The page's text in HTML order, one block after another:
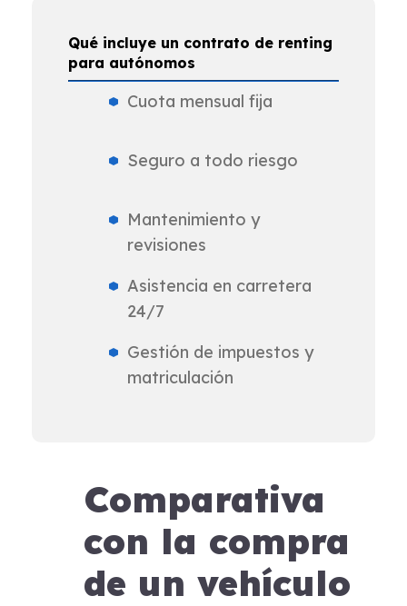
Qué incluye un contrato de renting
para autónomos
Cuota mensual fija
Seguro a todo riesgo
Mantenimiento y
revisiones
Asistencia en carretera
24/7
Gestión de impuestos y
matriculación
Comparativa
con la compra
de un vehículo